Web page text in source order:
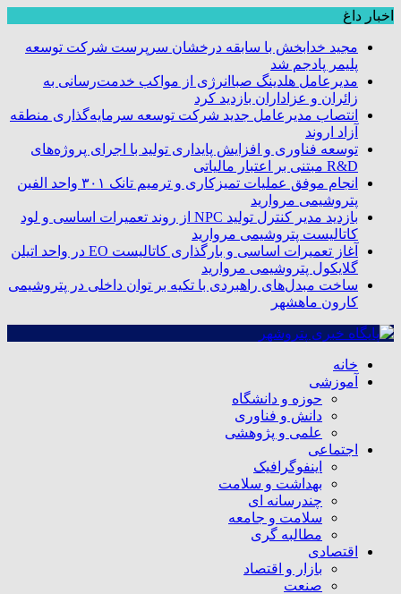
اخبار داغ
مجید خدابخش با سابقه درخشان سرپرست شرکت توسعه
پلیمر پادجم شد
مدیرعامل هلدینگ صباانرژی از مواکب خدمت‌رسانی به
زائران و عزاداران بازدید کرد
انتصاب مدیرعامل جدید شرکت توسعه سرمایه‌گذاری منطقه
آزاد اروند
توسعه فناوری و افزایش پایداری تولید با اجرای پروژه‌های
R&D مبتنی بر اعتبار مالیاتی
انجام موفق عملیات تمیزکاری و ترمیم تانک ۳۰۱ واحد الفین
پتروشیمی مروارید
بازدید مدیر کنترل تولید NPC از روند تعمیرات اساسی و لود
کاتالیست پتروشیمی مروارید
آغاز تعمیرات اساسی و بارگذاری کاتالیست EO در واحد اتیلن
گلایکول پتروشیمی مروارید
ساخت مبدل‌های راهبردی با تکیه بر توان داخلی در پتروشیمی
کارون ماهشهر
خانه
آموزشی
حوزه و دانشگاه
دانش و فناوری
علمی و پژوهشی
اجتماعی
اینفوگرافیک
بهداشت و سلامت
چندرسانه ای
سلامت و جامعه
مطالبه گری
اقتصادی
بازار و اقتصاد
صنعت